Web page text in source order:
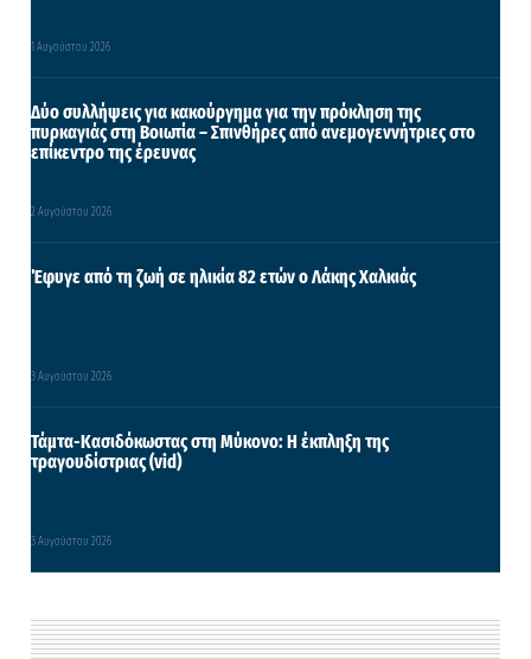
1 Αυγούστου 2026
Δύο συλλήψεις για κακούργημα για την πρόκληση της
πυρκαγιάς στη Βοιωτία – Σπινθήρες από ανεμογεννήτριες στο
επίκεντρο της έρευνας
2 Αυγούστου 2026
Έφυγε από τη ζωή σε ηλικία 82 ετών ο Λάκης Χαλκιάς
3 Αυγούστου 2026
Τάμτα-Κασιδόκωστας στη Μύκονο: Η έκπληξη της
τραγουδίστριας (vid)
3 Αυγούστου 2026